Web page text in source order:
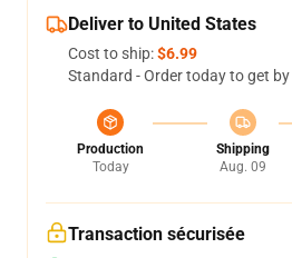
Deliver to United States
Cost to ship:$6.99
Standard - Order today to get by
Production
Today
Shipping
Aug. 09
Transaction sécurisée